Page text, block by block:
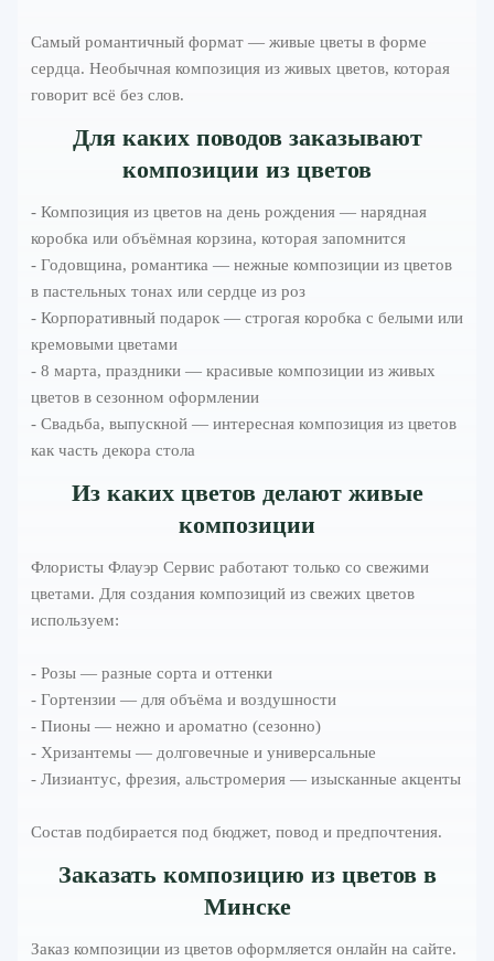
Самый романтичный формат — живые цветы в форме
сердца. Необычная композиция из живых цветов, которая
говорит всё без слов.
Для каких поводов заказывают
композиции из цветов
- Композиция из цветов на день рождения — нарядная
коробка или объёмная корзина, которая запомнится
- Годовщина, романтика — нежные композиции из цветов
в пастельных тонах или сердце из роз
- Корпоративный подарок — строгая коробка с белыми или
кремовыми цветами
- 8 марта, праздники — красивые композиции из живых
цветов в сезонном оформлении
- Свадьба, выпускной — интересная композиция из цветов
как часть декора стола
Из каких цветов делают живые
композиции
Флористы Флауэр Сервис работают только со свежими
цветами. Для создания композиций из свежих цветов
используем:
- Розы — разные сорта и оттенки
- Гортензии — для объёма и воздушности
- Пионы — нежно и ароматно (сезонно)
- Хризантемы — долговечные и универсальные
- Лизиантус, фрезия, альстромерия — изысканные акценты
Состав подбирается под бюджет, повод и предпочтения.
Заказать композицию из цветов в
Минске
Заказ композиции из цветов оформляется онлайн на сайте.